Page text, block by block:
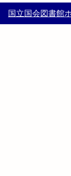
国立国会図書館